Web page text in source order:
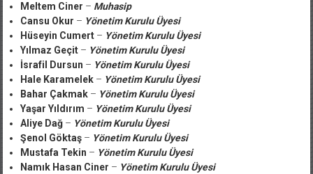
Meltem Ciner – Muhasip
Cansu Okur – Yönetim Kurulu Üyesi
Hüseyin Cumert– Yönetim Kurulu Üyesi
Yılmaz Geçit– Yönetim Kurulu Üyesi
İsrafil Dursun – Yönetim Kurulu Üyesi
Hale Karamelek– Yönetim Kurulu Üyesi
Bahar Çakmak– Yönetim Kurulu Üyesi
Yaşar Yıldırım – Yönetim Kurulu Üyesi
Aliye Dağ– Yönetim Kurulu Üyesi
Şenol Göktaş– Yönetim Kurulu Üyesi
Mustafa Tekin – Yönetim Kurulu Üyesi
Namık Hasan Ciner – Yönetim Kurulu Üyesi